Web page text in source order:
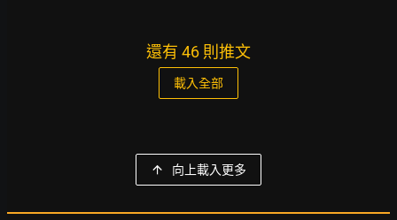
還有 46 則推文
載入全部
向上載入更多